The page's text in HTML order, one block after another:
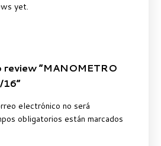
yet.
“MANOMETRO
16”
electrónico no será
obligatorios están marcados